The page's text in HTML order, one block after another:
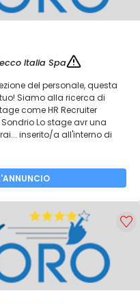
Italia Spa
del personale, questa
Siamo alla ricerca di
come HR Recruiter
Lo stage avr una
inserito/a all'interno di